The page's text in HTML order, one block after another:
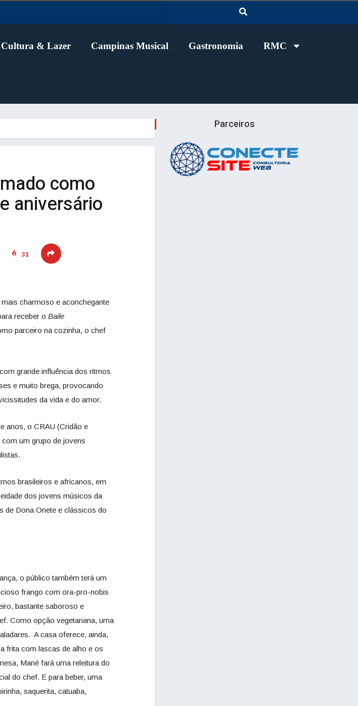
Cultura & Lazer Campinas Musical Gastronomia RMC
como
aniversário
31
charmoso e aconchegante
receber o Baile
parceiro na cozinha, o chef
grande influência dos ritmos
e muito brega, provocando
da vida e do amor.
anos, o CRAU (Cridão e
um grupo de jovens
brasileiros e africanos, em
dos jovens músicos da
de Dona Onete e clássicos do
o público também terá um
frango com ora-pro-nobis
bastante saboroso e
Como opção vegetariana, uma
A casa oferece, ainda,
frita com lascas de alho e os
Mané fará uma releitura do
do chef. E para beber, uma
saquerita, catuaba,
Parceiros